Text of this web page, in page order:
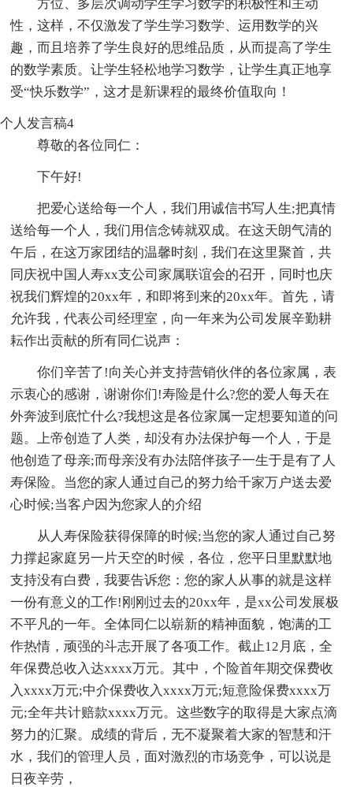
方位、多层次调动学生学习数学的积极性和主动
性，这样，不仅激发了学生学习数学、运用数学的兴
趣，而且培养了学生良好的思维品质，从而提高了学生
的数学素质。让学生轻松地学习数学，让学生真正地享
受“快乐数学”，这才是新课程的最终价值取向！
个人发言稿4
尊敬的各位同仁：
下午好!
把爱心送给每一个人，我们用诚信书写人生;把真情
送给每一个人，我们用信念铸就双成。在这天朗气清的
午后，在这万家团结的温馨时刻，我们在这里聚首，共
同庆祝中国人寿xx支公司家属联谊会的召开，同时也庆
祝我们辉煌的20xx年，和即将到来的20xx年。首先，请
允许我，代表公司经理室，向一年来为公司发展辛勤耕
耘作出贡献的所有同仁说声：
你们辛苦了!向关心并支持营销伙伴的各位家属，表
示衷心的感谢，谢谢你们!寿险是什么?您的爱人每天在
外奔波到底忙什么?我想这是各位家属一定想要知道的问
题。上帝创造了人类，却没有办法保护每一个人，于是
他创造了母亲;而母亲没有办法陪伴孩子一生于是有了人
寿保险。当您的家人通过自己的努力给千家万户送去爱
心时候;当客户因为您家人的介绍
从人寿保险获得保障的时候;当您的家人通过自己努
力撑起家庭另一片天空的时候，各位，您平日里默默地
支持没有白费，我要告诉您：您的家人从事的就是这样
一份有意义的工作!刚刚过去的20xx年，是xx公司发展极
不平凡的一年。全体同仁以崭新的精神面貌，饱满的工
作热情，顽强的斗志开展了各项工作。截止12月底，全
年保费总收入达xxxx万元。其中，个险首年期交保费收
入xxxx万元;中介保费收入xxxx万元;短意险保费xxxx万
元;全年共计赔款xxxx万元。这些数字的取得是大家点滴
努力的汇聚。成绩的背后，无不凝聚着大家的智慧和汗
水，我们的管理人员，面对激烈的市场竞争，可以说是
日夜辛劳，